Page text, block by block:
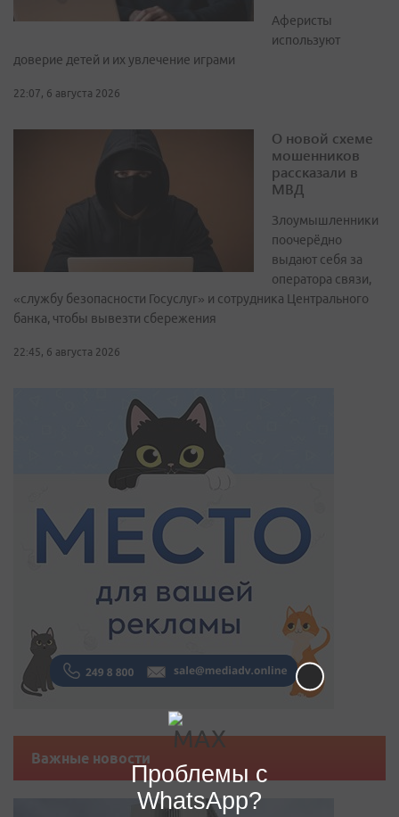
Аферисты
используют
доверие детей и их увлечение играми
22:07, 6 августа 2026
О новой схеме
мошенников
рассказали в
МВД
Злоумышленники
поочерёдно
выдают себя за
оператора связи,
«службу безопасности Госуслуг» и сотрудника Центрального
банка, чтобы вывезти сбережения
22:45, 6 августа 2026
Важные новости
Проблемы с
WhatsApp?